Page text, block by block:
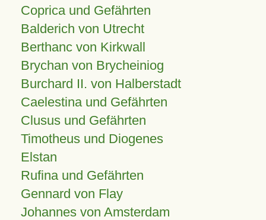
Coprica und Gefährten
Balderich von Utrecht
Berthanc von Kirkwall
Brychan von Brycheiniog
Burchard II. von Halberstadt
Caelestina und Gefährten
Clusus und Gefährten
Timotheus und Diogenes
Elstan
Rufina und Gefährten
Gennard von Flay
Johannes von Amsterdam